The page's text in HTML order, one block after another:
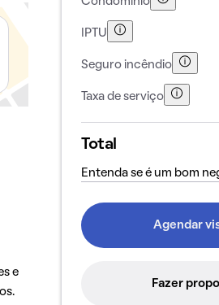
e
IPTU
Seguro incêndio
Taxa de serviço
Total
Entenda se é um bom
Agendar
Fazer